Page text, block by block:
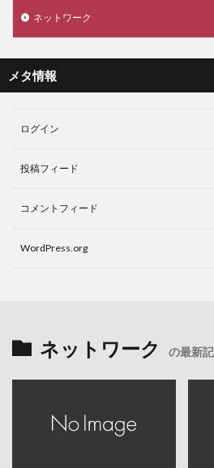
ネットワーク
メタ情報
ログイン
投稿フィード
コメントフィード
WordPress.org
ネットワーク の最新